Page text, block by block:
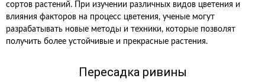
сортов растений. При изучении различных видов цветения и
влияния факторов на процесс цветения, ученые могут
разрабатывать новые методы и техники, которые позволят
получить более устойчивые и прекрасные растения.
Пересадка ривины